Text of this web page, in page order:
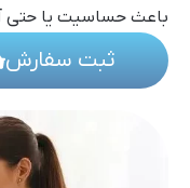
باعث حساسیت یا
ثبت سفارش